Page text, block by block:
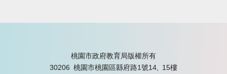
桃園市政府教育局版權所有
30206 桃園市桃園區縣府路1號14, 15樓